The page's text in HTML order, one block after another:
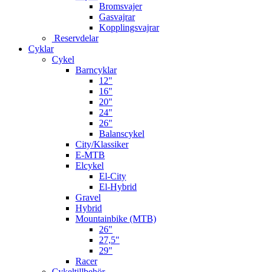
Bromsvajer
Gasvajrar
Kopplingsvajrar
Reservdelar
Cyklar
Cykel
Barncyklar
12"
16"
20"
24"
26"
Balanscykel
City/Klassiker
E-MTB
Elcykel
El-City
El-Hybrid
Gravel
Hybrid
Mountainbike (MTB)
26"
27,5"
29"
Racer